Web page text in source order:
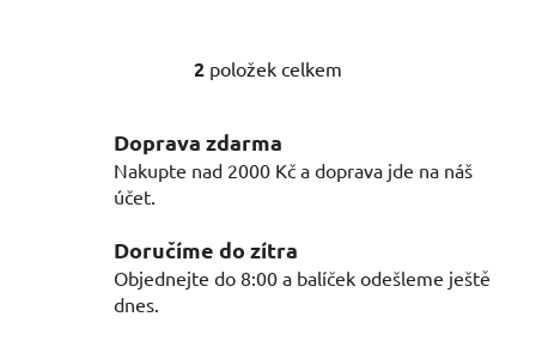
O
l
á
d
c
í
p
2 položek celkem
Doprava zdarma
Nakupte nad 2000 Kč a doprava jde na náš
účet.
Doručíme do zítra
Objednejte do 8:00 a balíček odešleme ještě
dnes.